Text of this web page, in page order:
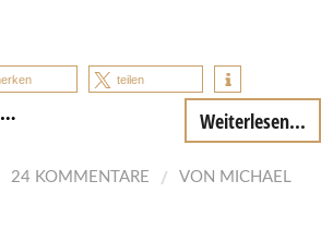
teilen
… Weiterlesen...
24 KOMMENTARE / VON MICHAEL